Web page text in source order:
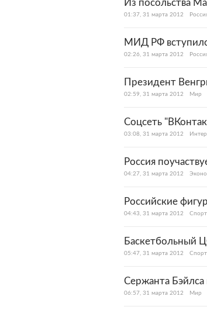
Из посольства
01:37, 31 марта 2012
МИД РФ
02:26, 31 марта 2012
Президент
02:59, 31 марта 2012 Мир
Соцсеть
03:08, 31 марта 2012
Россия
04:27, 31 марта 2012
Российские
04:43, 31 марта 2012 Спорт
Баскетбольный
05:47, 31 марта 2012 Спорт
Сержанта Бэйлса
06:57, 31 марта 2012 Мир